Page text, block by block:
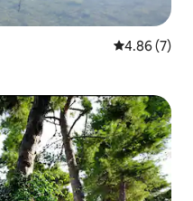
Calificación
4.86 (7)